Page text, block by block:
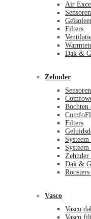
Air
Filters
Dak &
Zehnder
Bochten
Filters
Systeem
Dak &
Vasco
Vasco
Vasco